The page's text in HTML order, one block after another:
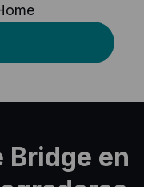
Bridge en